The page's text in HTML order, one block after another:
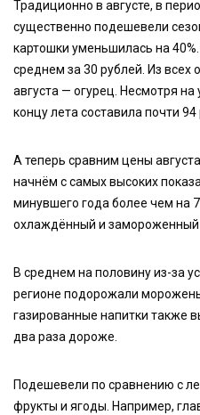
Традиционно в августе, в
существенно подешевели
картошки уменьшилась на
среднем за 30 рублей. Из
августа — огурец. Несмотря
концу лета составила почти 94
А теперь сравним цены
начнём с самых высоких
минувшего года более чем на
охлаждённый и замороженный
В среднем на половину из-за
регионе подорожали
газированные напитки также
два раза дороже.
Подешевели по сравнению с
фрукты и ягоды. Например,